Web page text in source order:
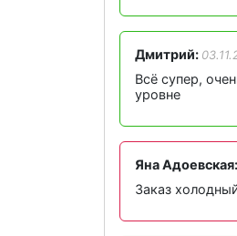
Дмитрий:
Всё супер,
уровне
Яна Адоевская:
Заказ